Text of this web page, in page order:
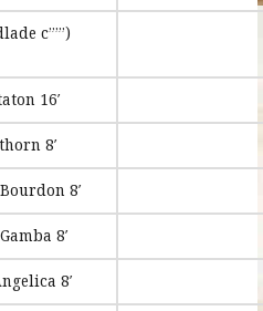
c””’)
16′
8′
8′
8′
8′